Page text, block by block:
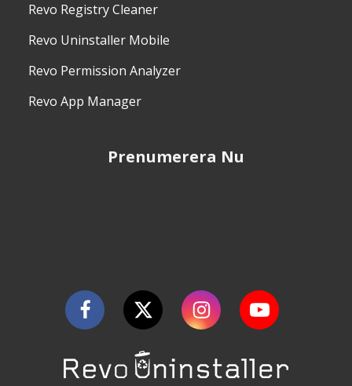
Revo Registry Cleaner
Revo Uninstaller Mobile
Revo Permission Analyzer
Revo App Manager
Prenumerera Nu